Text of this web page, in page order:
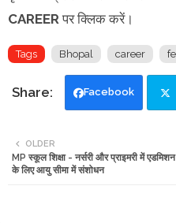
CAREER पर क्लिक करें।
Tags Bhopal career
Facebook
tte
OLDER
MP स्कूल शिक्षा - नर्सरी और प्राइमरी में एडमिशन
के लिए आयु सीमा में संशोधन